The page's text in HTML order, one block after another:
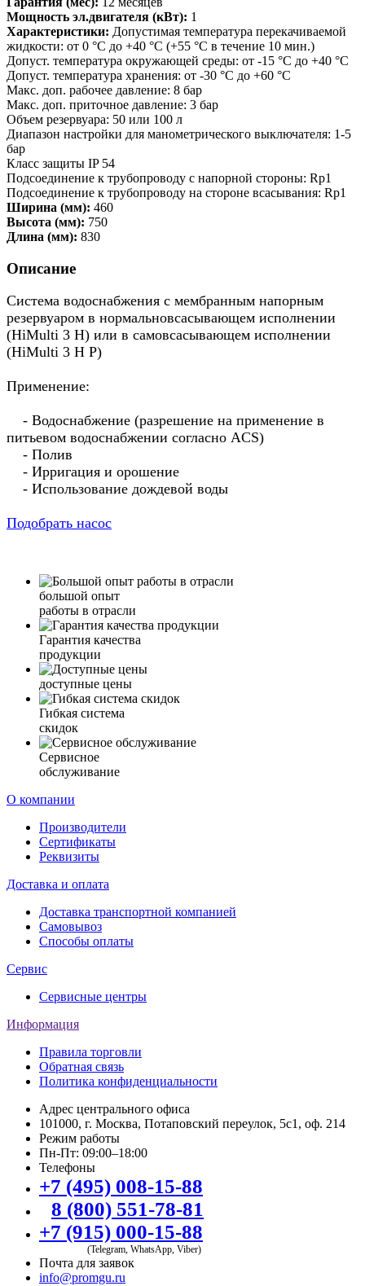
Мощность эл.двигателя (кВт): 1
Характеристики: Допустимая температура перекачиваемой
жидкости: от 0 °C до +40 °C (+55 °C в течение 10 мин.)
Допуст. температура окружающей среды: от -15 °C до +40 °C
Допуст. температура хранения: от -30 °C до +60 °C
Макс. доп. рабочее давление: 8 бар
Макс. доп. приточное давление: 3 бар
Объем резервуара: 50 или 100 л
Диапазон настройки для манометрического выключателя: 1-5
бар
Класс защиты IP 54
Подсоединение к трубопроводу с напорной стороны: Rp1
Подсоединение к трубопроводу на стороне всасывания: Rp1
Ширина (мм): 460
Высота (мм): 750
Длина (мм): 830
Описание
Система водоснабжения с мембранным напорным
резервуаром в нормальновсасывающем исполнении
(HiMulti 3 H) или в самовсасывающем исполнении
(HiMulti 3 H P)
Применение:
- Водоснабжение (разрешение на применение в
питьевом водоснабжении согласно ACS)
- Полив
- Ирригация и орошение
- Использование дождевой воды
Подобрать насос
большой опыт
работы в отрасли
Гарантия качества
продукции
доступные цены
Гибкая система
скидок
Сервисное
обслуживание
О компании
Производители
Сертификаты
Реквизиты
Доставка и оплата
Доставка транспортной компанией
Самовывоз
Способы оплаты
Сервис
Сервисные центры
Информация
Правила торговли
Обратная связь
Политика конфиденциальности
Адрес центрального офиса
101000, г. Москва, Потаповский переулок, 5с1, оф. 214
Режим работы
Пн-Пт: 09:00–18:00
Телефоны
+7 (495) 008-15-88
8 (800) 551-78-81
+7 (915) 000-15-88
(Telegram, WhatsApp, Viber)
Почта для заявок
info@promgu.ru